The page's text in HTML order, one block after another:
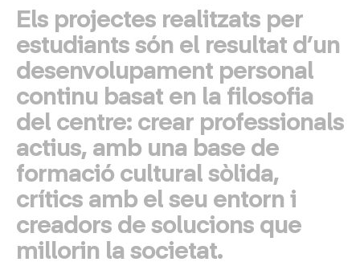
Els projectes realitzats per
estudiants són el resultat d’un
desenvolupament personal
continu basat en la filosofia
del centre: crear professionals
actius, amb una base de
formació cultural sòlida,
crítics amb el seu entorn i
creadors de solucions que
millorin la societat.